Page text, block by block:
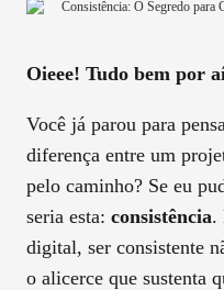
Oieee! Tudo bem por
Você já parou para
diferença entre um
pelo caminho? Se eu
seria esta: consistência.
digital, ser consistente
o alicerce que sustenta